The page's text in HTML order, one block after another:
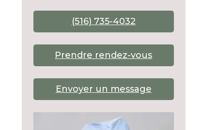
(516) 735-4032
Prendre rendez-vous
Envoyer un message